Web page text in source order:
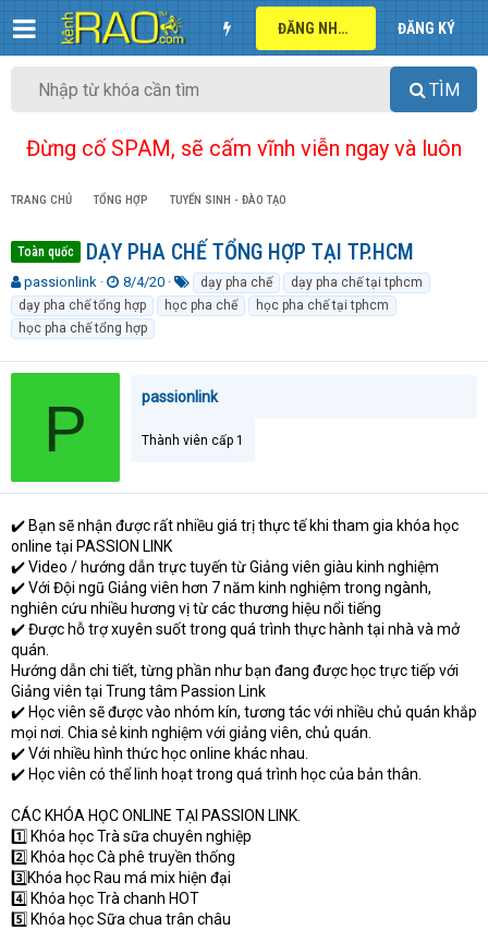
ĐĂNG NHẬP ĐĂNG KÝ
TÌM
Đừng cố SPAM, sẽ cấm vĩnh viễn ngay và luôn
TRANG CHỦ TỔNG HỢP TUYỂN SINH - ĐÀO TẠO
Toàn quốc DẠY PHA CHẾ TỔNG HỢP TẠI TP.HCM
T
h
r
e
a
e
r
passionlink
N
g
à
y
g
8/4/20
ừ
k
ó
dạy pha chế
dạy pha chế tại tphcm
dạy pha chế tổng hợp
học pha chế
học pha chế tại tphcm
học pha chế tổng hợp
P passionlink
Thành viên cấp 1
✔️ Bạn sẽ nhận được rất nhiều giá trị thực tế khi tham gia khóa học
online tại PASSION LINK
✔️ Video / hướng dẫn trực tuyến từ Giảng viên giàu kinh nghiệm
✔️ Với Đội ngũ Giảng viên hơn 7 năm kinh nghiệm trong ngành,
nghiên cứu nhiều hương vị từ các thương hiệu nổi tiếng
✔️ Được hỗ trợ xuyên suốt trong quá trình thực hành tại nhà và mở
quán.
Hướng dẫn chi tiết, từng phần như bạn đang được học trực tiếp với
Giảng viên tại Trung tâm Passion Link
✔️ Học viên sẽ được vào nhóm kín, tương tác với nhiều chủ quán khắp
mọi nơi. Chia sẻ kinh nghiệm với giảng viên, chủ quán.
✔️ Với nhiều hình thức học online khác nhau.
✔️ Học viên có thể linh hoạt trong quá trình học của bản thân.
CÁC KHÓA HỌC ONLINE TẠI PASSION LINK.
1️⃣ Khóa học Trà sữa chuyên nghiệp
2️⃣ Khóa học Cà phê truyền thống
3️⃣Khóa học Rau má mix hiện đại
4️⃣ Khóa học Trà chanh HOT
5️⃣ Khóa học Sữa chua trân châu